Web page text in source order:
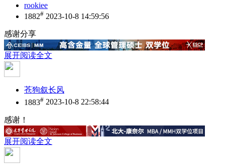
rookiee
1882# 2023-10-8 14:59:56
感谢分享
展开阅读全文
苍狗叙长风
1883# 2023-10-8 22:58:44
感谢！
展开阅读全文